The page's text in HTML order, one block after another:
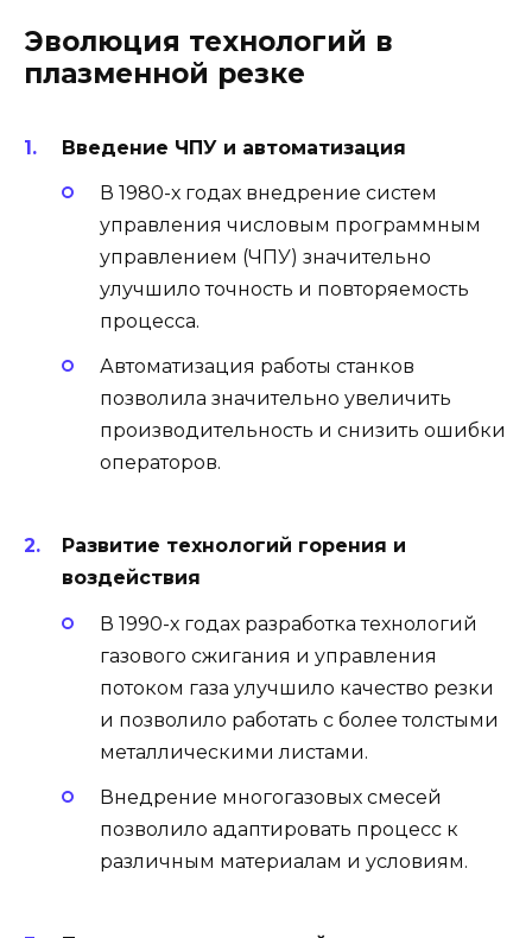
Эволюция технологий в
плазменной резке
Введение ЧПУ и автоматизация
В 1980-х годах внедрение систем
управления числовым программным
управлением (ЧПУ) значительно
улучшило точность и повторяемость
процесса.
Автоматизация работы станков
позволила значительно увеличить
производительность и снизить ошибки
операторов.
Развитие технологий горения и
воздействия
В 1990-х годах разработка технологий
газового сжигания и управления
потоком газа улучшило качество резки
и позволило работать с более толстыми
металлическими листами.
Внедрение многогазовых смесей
позволило адаптировать процесс к
различным материалам и условиям.